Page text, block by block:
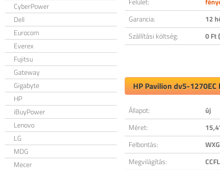
CyberPower
Dell
Eurocom
Everex
Fujitsu
Gateway
Gigabyte
HP
iBuyPower
Lenovo
LG
MDG
Mecer
Garancia:
12
Szállítási költség:
0 Ft
HP Pavilion dv5-
Állapot:
új
Méret:
Felbontás:
Megvilágítás:
CCFL